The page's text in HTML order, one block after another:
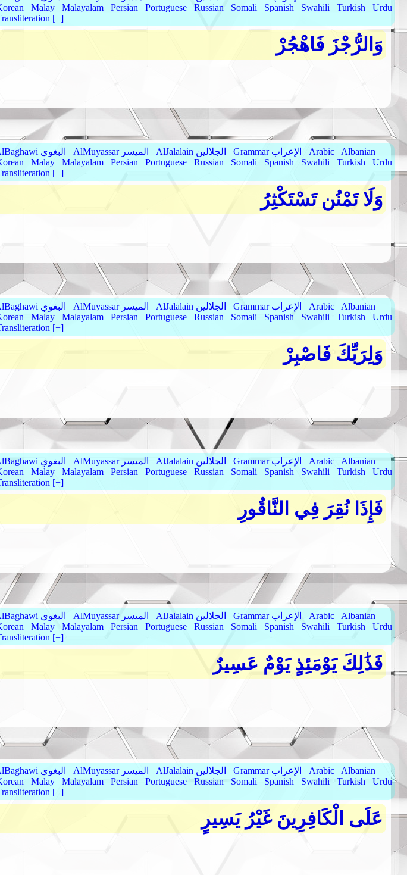
Malay Malayalam Persian Portuguese Russian Somali Spanish Swahili Turkish
Urdu
[+]
وَالرُّجْزَ فَاهْجُرْ
AlBaghawi البغوي AlMuyassar الميسر AlJalalain الجلالين Grammar الإعراب Arabic
Albanian
Malay Malayalam Persian Portuguese Russian Somali Spanish Swahili Turkish
Urdu
[+]
وَلَا تَمْنُن تَسْتَكْثِرُ
AlBaghawi البغوي AlMuyassar الميسر AlJalalain الجلالين Grammar الإعراب Arabic
Albanian
Malay Malayalam Persian Portuguese Russian Somali Spanish Swahili Turkish
Urdu
[+]
وَلِرَبِّكَ فَاصْبِرْ
AlBaghawi البغوي AlMuyassar الميسر AlJalalain الجلالين Grammar الإعراب Arabic
Albanian
Malay Malayalam Persian Portuguese Russian Somali Spanish Swahili Turkish
Urdu
[+]
فَإِذَا نُقِرَ فِي النَّاقُورِ
AlBaghawi البغوي AlMuyassar الميسر AlJalalain الجلالين Grammar الإعراب Arabic
Albanian
Malay Malayalam Persian Portuguese Russian Somali Spanish Swahili Turkish
Urdu
[+]
فَذَٰلِكَ يَوْمَئِذٍ يَوْمٌ عَسِيرٌ
AlBaghawi البغوي AlMuyassar الميسر AlJalalain الجلالين Grammar الإعراب Arabic
Albanian
Malay Malayalam Persian Portuguese Russian Somali Spanish Swahili Turkish
Urdu
[+]
عَلَى الْكَافِرِينَ غَيْرُ يَسِيرٍ